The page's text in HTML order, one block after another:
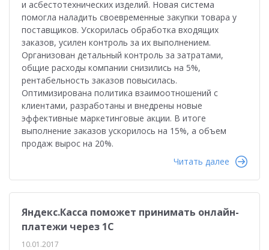
и асбестотехнических изделий. Новая система
помогла наладить своевременные закупки товара у
поставщиков. Ускорилась обработка входящих
заказов, усилен контроль за их выполнением.
Организован детальный контроль за затратами,
общие расходы компании снизились на 5%,
рентабельность заказов повысилась.
Оптимизирована политика взаимоотношений с
клиентами, разработаны и внедрены новые
эффективные маркетинговые акции. В итоге
выполнение заказов ускорилось на 15%, а объем
продаж вырос на 20%.
Читать далее
Яндекс.Касса поможет принимать онлайн-
платежи через 1С
10.01.2017